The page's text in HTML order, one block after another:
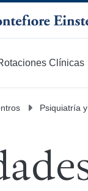
Clínicas
Psiquiatría